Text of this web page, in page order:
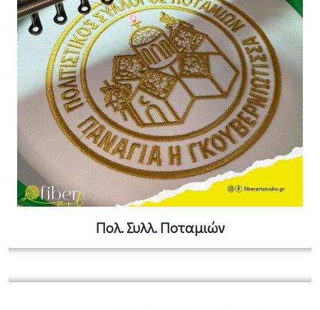
Πολ. Συλλ. Ποταμιών